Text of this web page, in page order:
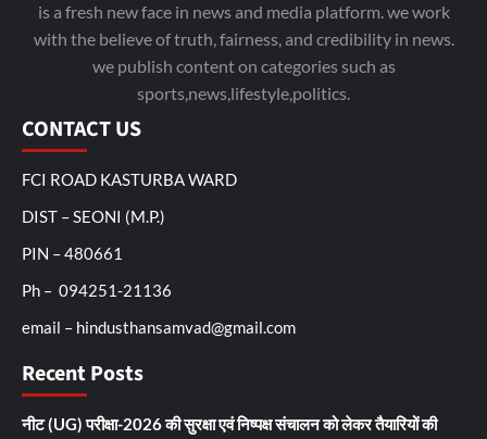
is a fresh new face in news and media platform. we work
with the believe of truth, fairness, and credibility in news.
we publish content on categories such as
sports,news,lifestyle,politics.
CONTACT US
FCI ROAD KASTURBA WARD
DIST – SEONI (M.P.)
PIN – 480661
Ph – 094251-21136
email – hindusthansamvad@gmail.com
Recent Posts
नीट (UG) परीक्षा-2026 की सुरक्षा एवं निष्पक्ष संचालन को लेकर तैयारियों की